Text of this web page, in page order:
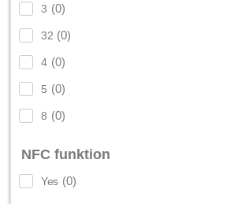
3 (0)
32 (0)
4 (0)
5 (0)
8 (0)
NFC funktion
Yes (0)